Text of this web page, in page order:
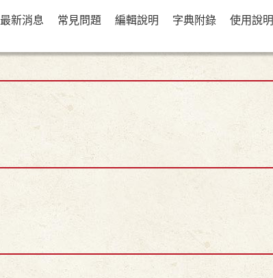
最新消息 常見問題 編輯說明 字典附錄 使用說明